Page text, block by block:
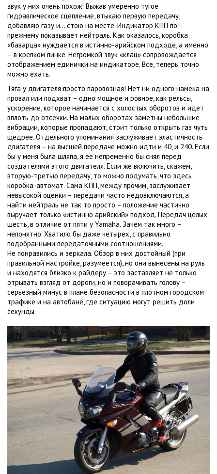
звук у них очень похож! Выжав умеренно тугое
гидравлическое сцепление, втыкаю первую передачу,
добавляю газу и… стою на месте. Индикатор КПП по-
прежнему показывает нейтраль. Как оказалось, коробка
«баварца» нуждается в истинно-арийском подходе, а именно
– в крепком пинке. Негромкой звук «клац» сопровождается
отображением единички на индикаторе. Все, теперь точно
можно ехать.
Тяга у двигателя просто паровозная! Нет ни одного намека на
провал или подхват – одно мощное и ровное, как рельсы,
ускорение, которое начинается с холостых оборотов и идет
вплоть до отсечки. На малых оборотах заметны небольшие
вибрации, которые пропадают, стоит только открыть газ чуть
щедрее. Отдельного упоминания заслуживает эластичность
двигателя – на высшей передаче можно идти и 40, и 240. Если
бы у меня была шляпа, я ее непременно бы снял перед
создателями этого двигателя. Если же включить, скажем,
вторую-третью передачу, то можно подумать, что здесь
коробка-автомат. Сама КПП, между прочим, заслуживает
невысокой оценки – передачи часто недовключаются, а
найти нейтраль не так то просто – положение частично
выручает только «истинно арийский» подход. Передач целых
шесть, в отличие от пяти у Yamaha. Зачем так много –
непонятно. Хватило бы даже четырех, с правильно
подобранными передаточными соотношениями.
Не понравились и зеркала. Обзор в них достойный (при
правильной настройке, разумеется), но они вынесены на руль
и находятся близко к райдеру – это заставляет не только
отрывать взгляд от дороги, но и поворачивать голову –
серьезный минус в плане безопасности в плотном городском
трафике и на автобане, где ситуацию могут решить доли
секунды.